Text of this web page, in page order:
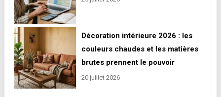
Décoration intérieure 2026 : les
couleurs chaudes et les matières
brutes prennent le pouvoir
20 juillet 2026